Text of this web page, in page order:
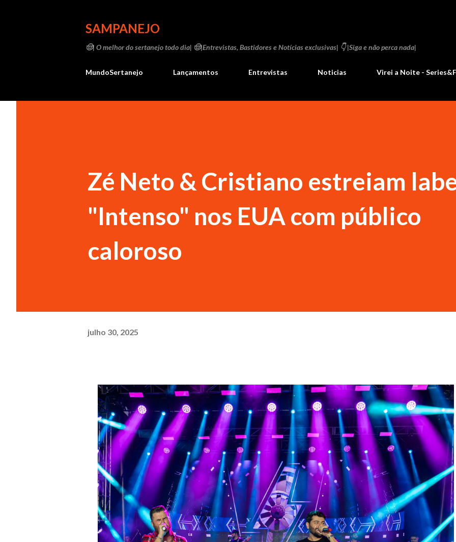
SAMPANEJO
🤠| O melhor do sertanejo todo dia| 🤠|Entrevistas, Bastidores e Notícias exclusivas| 👇 |Siga e não perca nada|
MundoSertanejo Lançamentos Entrevistas Noticias Virei a Noite -
Zé Neto & Cristiano estreiam
"Intenso" nos EUA com público
caloroso
julho 30, 2025